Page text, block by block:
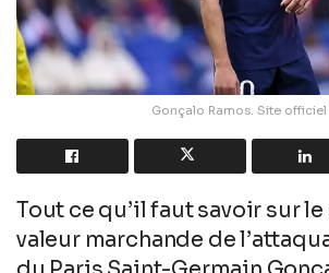
Gonçalo Ramos. Site
Tout ce qu’il faut savoir sur le
valeur marchande de